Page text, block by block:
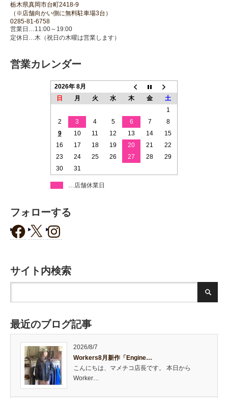
栃木県真岡市台町2418-9
（※店舗向かい側に無料駐車場3台）
0285-81-6758
営業日…11:00～19:00
定休日…木（祝日の木曜は営業します）
営業カレンダー
2026年 8月
日
月 火 水 木 金
土
1
2
3 4 5 6 7
8
9
10 11 12 13 14
15
16
17 18 19 20 21
22
23
24 25 26 27 28
29
30
31
…店舗休業日
フォローする
サイト内検索
最近のブログ記事
2026/8/7
Workers8月新作「Engine…
こんにちは、マメチコ店長です。 本日から
Worker…